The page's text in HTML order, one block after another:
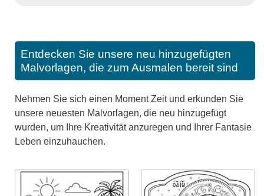
Entdecken Sie unsere neu hinzugefügten
Malvorlagen, die zum Ausmalen bereit sind
Nehmen Sie sich einen Moment Zeit und erkunden Sie
unsere neuesten Malvorlagen, die neu hinzugefügt
wurden, um Ihre Kreativität anzuregen und Ihrer Fantasie
Leben einzuhauchen.